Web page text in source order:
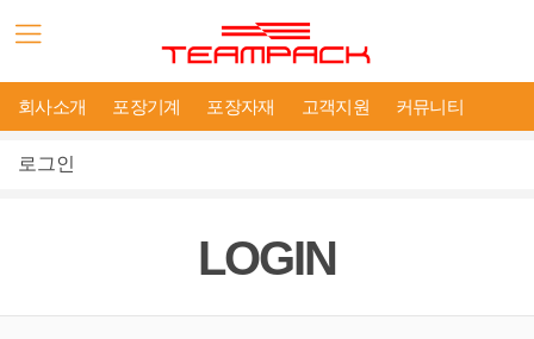
회사소개 포장기계 포장자재 고객지원 커뮤니티
로그인
LOGIN